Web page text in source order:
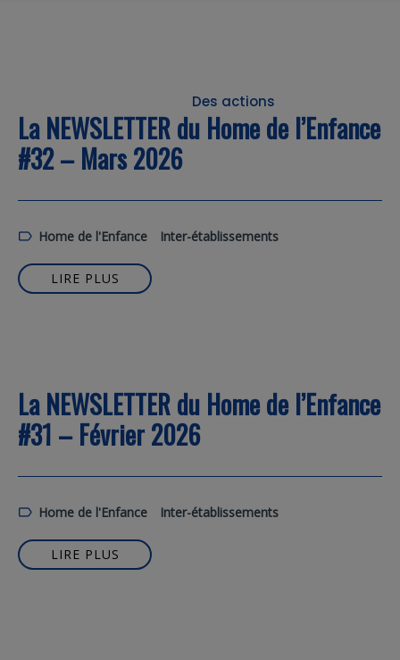
Des actions
La NEWSLETTER du Home de l’Enfance
#32 – Mars 2026
Home de l'Enfance Inter-établissements
LIRE PLUS
La NEWSLETTER du Home de l’Enfance
#31 – Février 2026
Home de l'Enfance Inter-établissements
LIRE PLUS